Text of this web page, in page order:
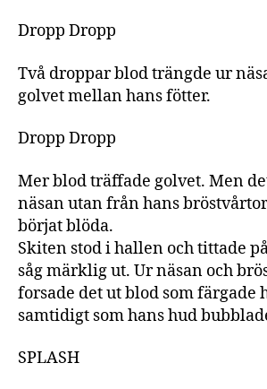
Dropp Dropp
Två droppar blod trängde ur
golvet mellan hans fötter.
Dropp Dropp
Mer blod träffade golvet. Men
näsan utan från hans
börjat blöda.
Skiten stod i hallen och tittade
såg märklig ut. Ur näsan och
forsade det ut blod som färgade
samtidigt som hans hud
SPLASH